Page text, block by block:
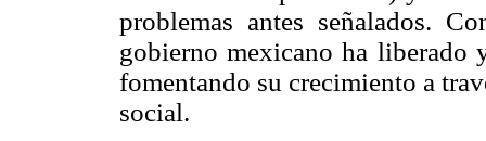
problemas antes señalados.
gobierno mexicano ha liberado
fomentando su crecimiento a
social.